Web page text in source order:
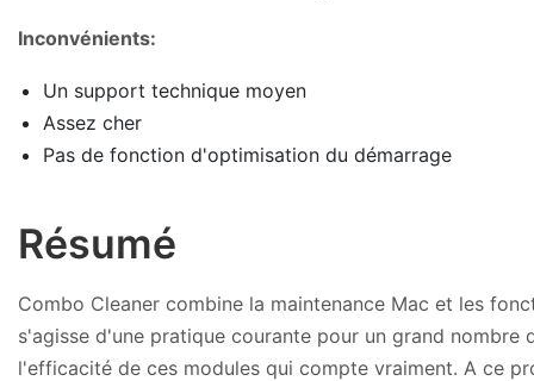
Inconvénients:
Un support technique moyen
Assez cher
Pas de fonction d'optimisation du démarrage
Résumé
Combo Cleaner combine la maintenance Mac et les
s'agisse d'une pratique courante pour un grand nombre
l'efficacité de ces modules qui compte vraiment. A ce